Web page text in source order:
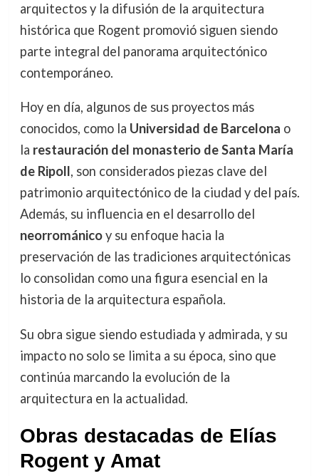
arquitectos y la difusión de la arquitectura
histórica que Rogent promovió siguen siendo
parte integral del panorama arquitectónico
contemporáneo.
Hoy en día, algunos de sus proyectos más
conocidos, como la Universidad de Barcelona o
la restauración del monasterio de Santa María
de Ripoll, son considerados piezas clave del
patrimonio arquitectónico de la ciudad y del país.
Además, su influencia en el desarrollo del
neorrománicoy su enfoque hacia la
preservación de las tradiciones arquitectónicas
lo consolidan como una figura esencial en la
historia de la arquitectura española.
Su obra sigue siendo estudiada y admirada, y su
impacto no solo se limita a su época, sino que
continúa marcando la evolución de la
arquitectura en la actualidad.
Obras destacadas de Elías
Rogent y Amat